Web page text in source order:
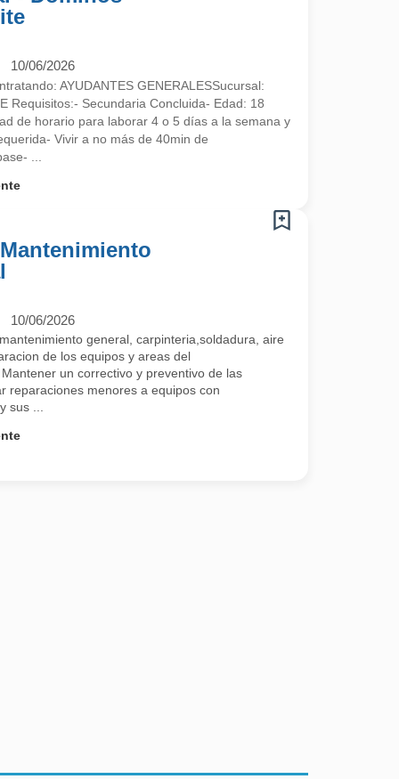
10/06/2026
AYUDANTES GENERALESSucursal:
Requisitos:- Secundaria Concluida- Edad: 18
de horario para laborar 4 o 5 días a la semana y
Vivir a no más de 40min de
...
10/06/2026
general, carpinteria,soldadura, aire
de los equipos y areas del
un correctivo y preventivo de las
reparaciones menores a equipos con
sus ...